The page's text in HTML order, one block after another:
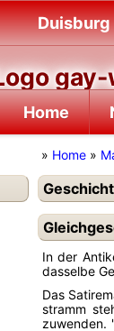
Duisburg
Home
» Home »
In der
dasselbe
Das
stramm
zuwenden.